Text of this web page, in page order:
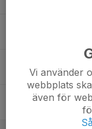
Vi använder
webbplats
även för